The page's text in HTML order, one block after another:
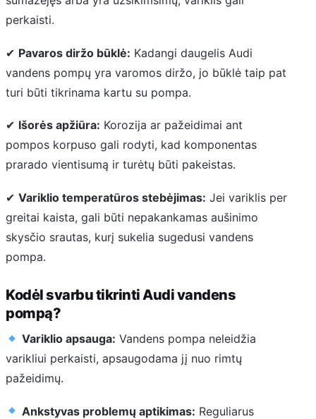
perkaisti.
✔ Pavaros diržo būklė: Kadangi daugelis Audi
vandens pompų yra varomos diržo, jo būklė taip pat
turi būti tikrinama kartu su pompa.
✔ Išorės apžiūra: Korozija ar pažeidimai ant
pompos korpuso gali rodyti, kad komponentas
prarado vientisumą ir turėtų būti pakeistas.
✔ Variklio temperatūros stebėjimas: Jei variklis per
greitai kaista, gali būti nepakankamas aušinimo
skysčio srautas, kurį sukelia sugedusi vandens
pompa.
Kodėl svarbu tikrinti Audi vandens
pompą?
Variklio apsauga: Vandens pompa neleidžia
varikliui perkaisti, apsaugodama jį nuo rimtų
pažeidimų.
Ankstyvas problemų aptikimas: Reguliarus